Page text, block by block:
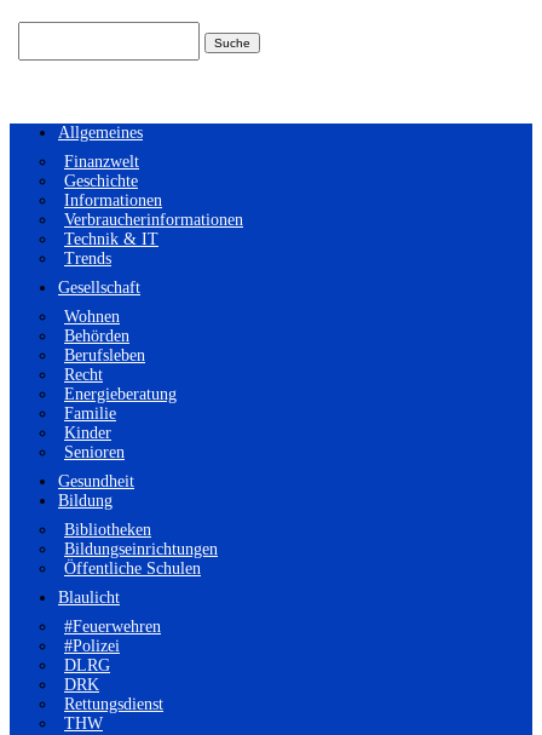
Allgemeines
Finanzwelt
Geschichte
Informationen
Verbraucherinformationen
Technik & IT
Trends
Gesellschaft
Wohnen
Behörden
Berufsleben
Recht
Energieberatung
Familie
Kinder
Senioren
Gesundheit
Bildung
Bibliotheken
Bildungseinrichtungen
Öffentliche Schulen
Blaulicht
#Feuerwehren
#Polizei
DLRG
DRK
Rettungsdienst
THW